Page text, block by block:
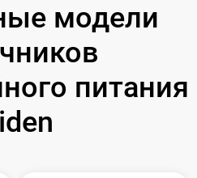
модели
питания